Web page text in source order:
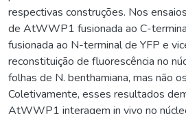
respectivas construções. Nos
de AtWWP1 fusionada ao C-
fusionada ao N-terminal de YFP e
reconstituição de fluorescência no
folhas de N. benthamiana, mas não
Coletivamente, esses resultados
AtWWP1 interagem in vivo no